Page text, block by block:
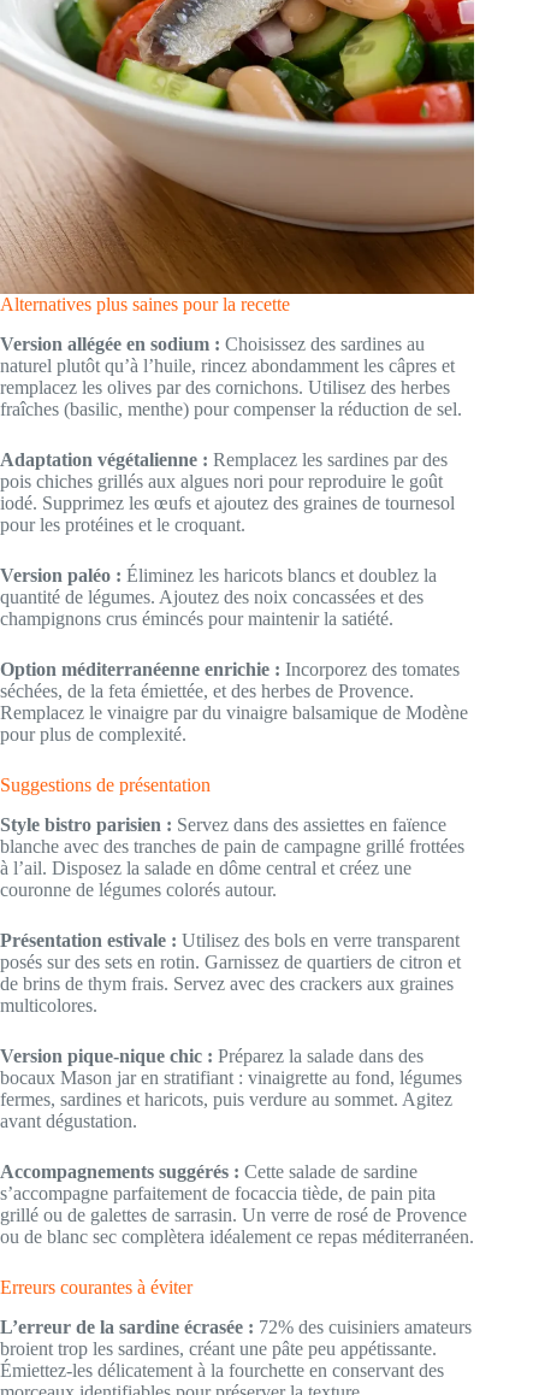
Alternatives plus saines pour la recette
Version allégée en sodium : Choisissez des sardines au
naturel plutôt qu’à l’huile, rincez abondamment les câpres et
remplacez les olives par des cornichons. Utilisez des herbes
fraîches (basilic, menthe) pour compenser la réduction de sel.
Adaptation végétalienne : Remplacez les sardines par des
pois chiches grillés aux algues nori pour reproduire le goût
iodé. Supprimez les œufs et ajoutez des graines de tournesol
pour les protéines et le croquant.
Version paléo : Éliminez les haricots blancs et doublez la
quantité de légumes. Ajoutez des noix concassées et des
champignons crus émincés pour maintenir la satiété.
Option méditerranéenne enrichie : Incorporez des tomates
séchées, de la feta émiettée, et des herbes de Provence.
Remplacez le vinaigre par du vinaigre balsamique de Modène
pour plus de complexité.
Suggestions de présentation
Style bistro parisien : Servez dans des assiettes en faïence
blanche avec des tranches de pain de campagne grillé frottées
à l’ail. Disposez la salade en dôme central et créez une
couronne de légumes colorés autour.
Présentation estivale : Utilisez des bols en verre transparent
posés sur des sets en rotin. Garnissez de quartiers de citron et
de brins de thym frais. Servez avec des crackers aux graines
multicolores.
Version pique-nique chic : Préparez la salade dans des
bocaux Mason jar en stratifiant : vinaigrette au fond, légumes
fermes, sardines et haricots, puis verdure au sommet. Agitez
avant dégustation.
Accompagnements suggérés : Cette salade de sardine
s’accompagne parfaitement de focaccia tiède, de pain pita
grillé ou de galettes de sarrasin. Un verre de rosé de Provence
ou de blanc sec complètera idéalement ce repas méditerranéen.
Erreurs courantes à éviter
L’erreur de la sardine écrasée : 72% des cuisiniers amateurs
broient trop les sardines, créant une pâte peu appétissante.
Émiettez-les délicatement à la fourchette en conservant des